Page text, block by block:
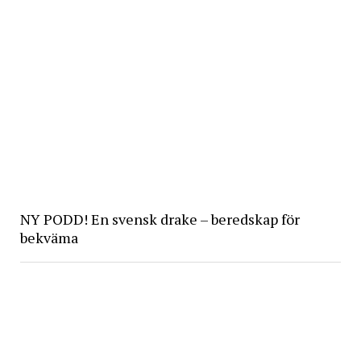
NY PODD! En svensk drake – beredskap för
bekväma